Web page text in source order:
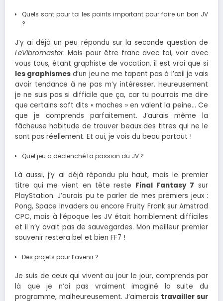
Quels sont pour toi les points important pour faire un bon JV
?
J’y ai déjà un peu répondu sur la seconde question de
LeVibromaster. Mais pour être franc avec toi, voir avec
vous tous, étant graphiste de vocation, il est vrai que si
les graphismes d’un jeu ne me tapent pas à l’œil je vais
avoir tendance à ne pas m’y intéresser. Heureusement
je ne suis pas si difficile que ça, car tu pourrais me dire
que certains soft dits « moches » en valent la peine… Ce
que je comprends parfaitement. J’aurais même la
fâcheuse habitude de trouver beaux des titres qui ne le
sont pas réellement. Et oui, je vois du beau partout !
Quel jeu a déclenché ta passion du JV ?
Là aussi, j’y ai déjà répondu plu haut, mais le premier
titre qui me vient en tête reste Final Fantasy 7 sur
PlayStation. J’aurais pu te parler de mes premiers jeux :
Pong, Space Invaders ou encore Fruity Frank sur Amstrad
CPC, mais à l’époque les JV était horriblement difficiles
et il n’y avait pas de sauvegardes. Mon meilleur premier
souvenir restera bel et bien FF7 !
Des projets pour l’avenir ?
Je suis de ceux qui vivent au jour le jour, comprends par
là que je n’ai pas vraiment imaginé la suite du
programme, malheureusement. J’aimerais travailler sur